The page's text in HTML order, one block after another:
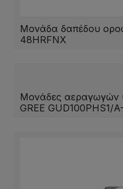
Μονάδα δαπέδου
48HRFNX
Μονάδες αεραγωγών
GREE GUD100PHS1/